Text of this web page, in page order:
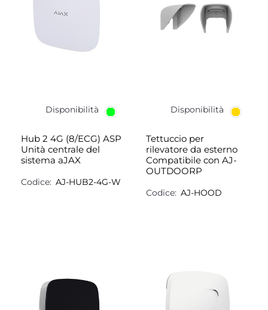
Disponibilità
Hub 2 4G (8/ECG) ASP
Unità centrale del
sistema aJAX
Codice: AJ-HUB2-4G-W
Disponibilità
Tettuccio per
rilevatore da esterno
Compatibile con AJ-
OUTDOORP
Codice: AJ-HOOD